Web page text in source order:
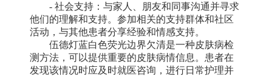
- 社会支持：与家人、朋友和同事沟通并寻求
他们的理解和支持。参加相关的支持群体和社区
活动，与其他患者分享经验和情感支持。
伍德灯蓝白色荧光边界欠清是一种皮肤病检
测方法，可以提供重要的皮肤病情信息。患者在
发现该情况时应及时就医咨询，进行日常护理并